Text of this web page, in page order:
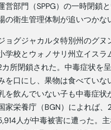
営部門（SPPG）の一時閉鎖
の衛生管理体制が追いつかな
ョグジャカルタ特別州のグ
学校とウォノサリ州立イスラ
カ所閉鎖された。中毒症状を
を口にし、果物は食べてい
を飲んでいない子も中毒症状
家栄養庁（BGN）によれば
人が中毒被害に遭った。